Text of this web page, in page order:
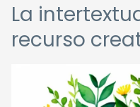
La
recurso